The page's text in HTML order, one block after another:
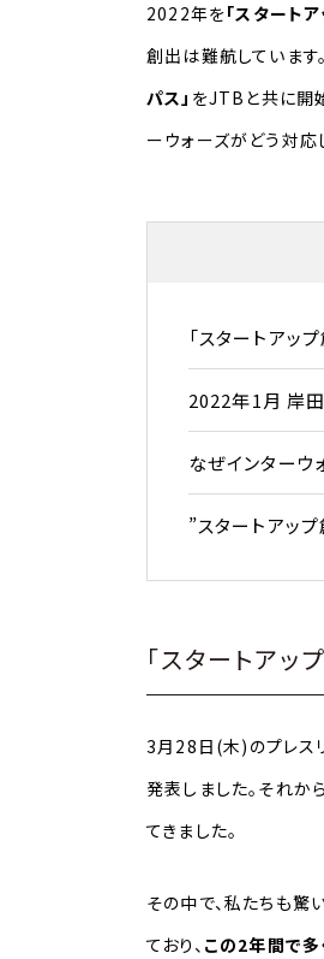
2022年を「スタート
創出は難航しています
パス」 をJTBと共に開
ーウォーズがどう対応
「スタートアッ
2022年1月 岸
なぜインターウ
”スタートアッ
「スタートアッ
3月28日(木)のプレス
発表しました。それか
てきました。
その中で、私たちも驚
ており、 この2年間で